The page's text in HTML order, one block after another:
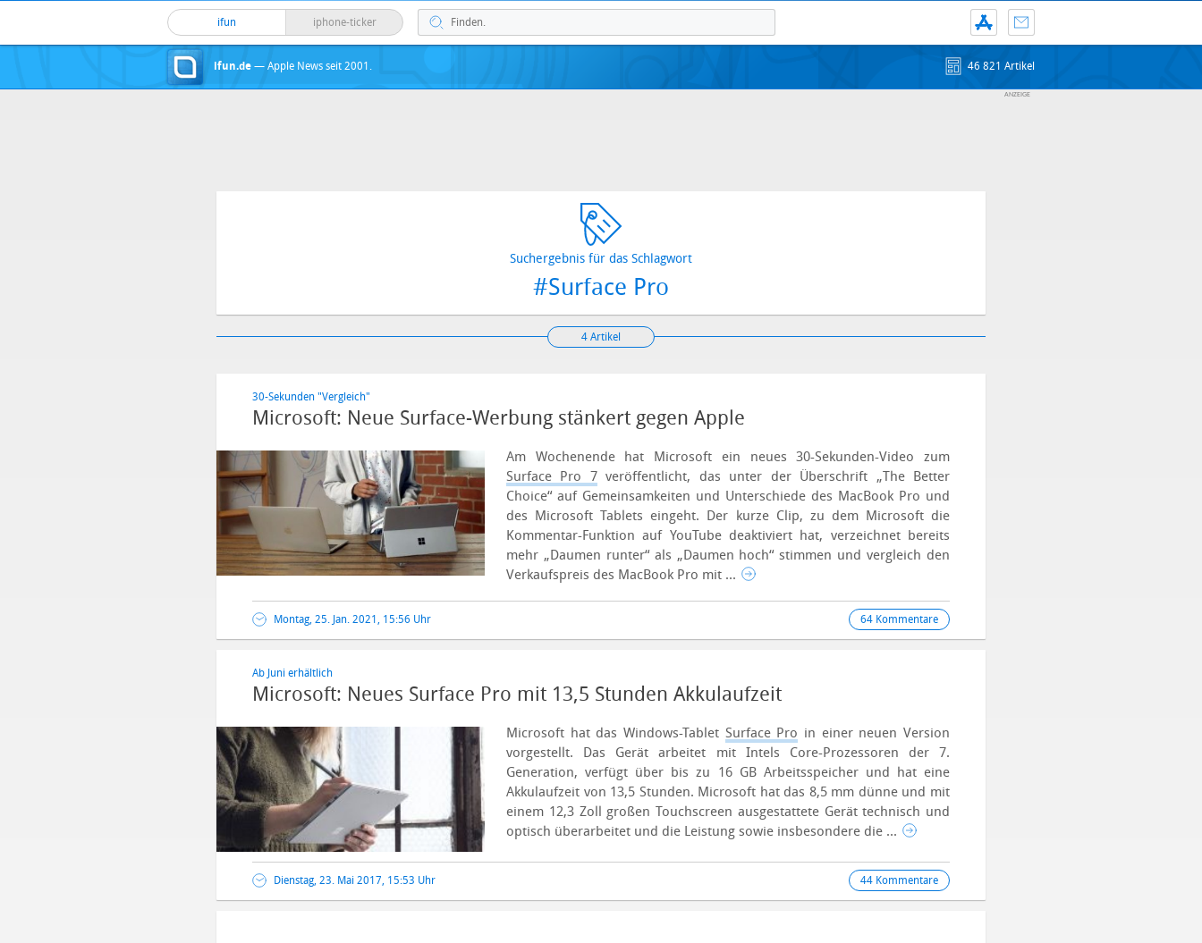
ifun iphone-ticker
ifun.de — Apple News seit 2001. 46 821 Artikel
Suchergebnis für das Schlagwort
#Surface Pro
4 Artikel
30-Sekunden "Vergleich"
Microsoft: Neue Surface-Werbung stänkert gegen Apple
Am Wochenende hat Microsoft ein neues 30-Sekunden-Video zum
Surface Pro 7veröffentlicht, das unter der Überschrift „The Better
Choice“ auf Gemeinsamkeiten und Unterschiede des MacBook Pro und
des Microsoft Tablets eingeht. Der kurze Clip, zu dem Microsoft die
Kommentar-Funktion auf YouTube deaktiviert hat, verzeichnet bereits
mehr „Daumen runter“ als „Daumen hoch“ stimmen und vergleich den
Verkaufspreis des MacBook Pro mit ...
Montag, 25. Jan. 2021, 15:56 Uhr 64 Kommentare
Ab Juni erhältlich
Microsoft: Neues Surface Pro mit 13,5 Stunden Akkulaufzeit
Microsoft hat das Windows-Tablet Surface Pro in einer neuen Version
vorgestellt. Das Gerät arbeitet mit Intels Core-Prozessoren der 7.
Generation, verfügt über bis zu 16 GB Arbeitsspeicher und hat eine
Akkulaufzeit von 13,5 Stunden. Microsoft hat das 8,5 mm dünne und mit
einem 12,3 Zoll großen Touchscreen ausgestattete Gerät technisch und
optisch überarbeitet und die Leistung sowie insbesondere die ...
Dienstag, 23. Mai 2017, 15:53 Uhr 44 Kommentare